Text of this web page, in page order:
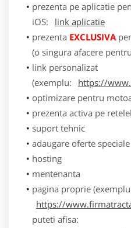
prezenta pe aplicatie
iOS:
link aplicatie
prezenta EXCLUSIVA
(o singura afacere
link personalizat
(exemplu:
https://
optimizare pentru
prezenta activa pe
suport tehnic
adaugare oferte speciale
hosting
mentenanta
pagina proprie
https://
puteti afisa: